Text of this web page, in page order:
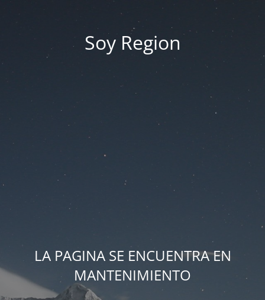
Soy Region
LA PAGINA SE ENCUENTRA EN
MANTENIMIENTO